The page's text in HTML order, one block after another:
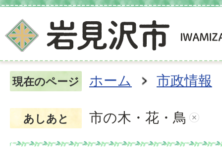
現在のページ ホーム 市政情報
あしあと 市の木・花・鳥